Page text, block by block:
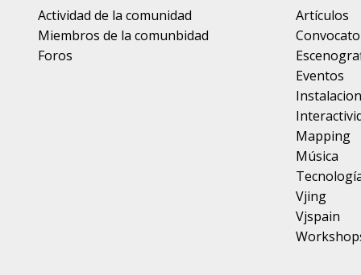
Actividad de la comunidad
Miembros de la comunbidad
Foros
Artículos
Eventos
Mapping
Música
Vjing
Vjspain